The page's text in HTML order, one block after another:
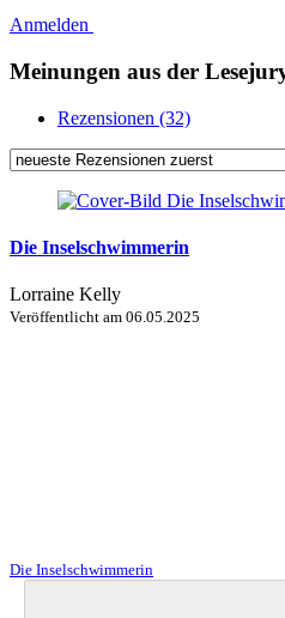
Anmelden
Meinungen aus der
Rezensionen (32)
Die Inselschwimmerin
Lorraine Kelly
Veröffentlicht am 06.05.2025
Die Inselschwimmerin